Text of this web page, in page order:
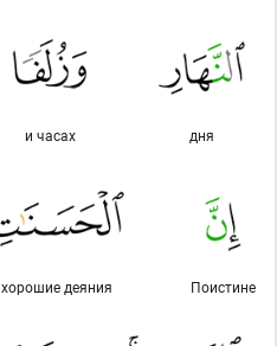
дня
и часах
Поистине
хорошие деяния